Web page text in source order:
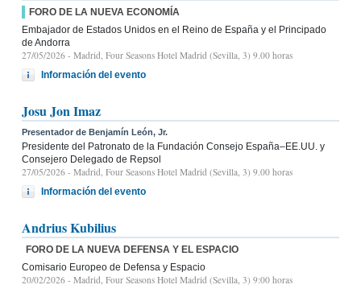
FORO DE LA NUEVA ECONOMÍA
Embajador de Estados Unidos en el Reino de España y el Principado
de Andorra
27/05/2026 - Madrid, Four Seasons Hotel Madrid (Sevilla, 3) 9.00 horas
Información del evento
Josu Jon Imaz
Presentador de Benjamín León, Jr.
Presidente del Patronato de la Fundación Consejo España–EE.UU. y
Consejero Delegado de Repsol
27/05/2026 - Madrid, Four Seasons Hotel Madrid (Sevilla, 3) 9.00 horas
Información del evento
Andrius Kubilius
FORO DE LA NUEVA DEFENSA Y EL ESPACIO
Comisario Europeo de Defensa y Espacio
20/02/2026 - Madrid, Four Seasons Hotel Madrid (Sevilla, 3) 9:00 horas